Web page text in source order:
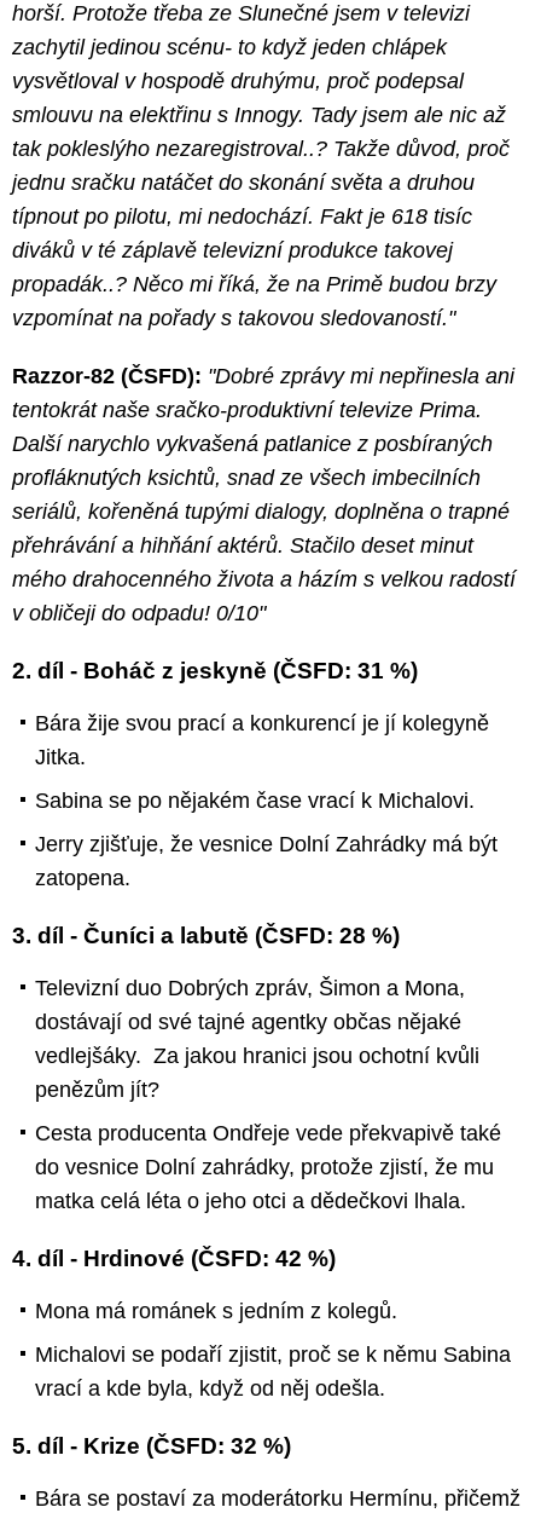
horší. Protože třeba ze Slunečné jsem v televizi
zachytil jedinou scénu- to když jeden chlápek
vysvětloval v hospodě druhýmu, proč podepsal
smlouvu na elektřinu s Innogy. Tady jsem ale nic až
tak pokleslýho nezaregistroval..? Takže důvod, proč
jednu sračku natáčet do skonání světa a druhou
típnout po pilotu, mi nedochází. Fakt je 618 tisíc
diváků v té záplavě televizní produkce takovej
propadák..? Něco mi říká, že na Primě budou brzy
vzpomínat na pořady s takovou sledovaností."
Razzor-82 (ČSFD): "Dobré zprávy mi nepřinesla ani
tentokrát naše sračko-produktivní televize Prima.
Další narychlo vykvašená patlanice z posbíraných
profláknutých ksichtů, snad ze všech imbecilních
seriálů, kořeněná tupými dialogy, doplněna o trapné
přehrávání a hihňání aktérů. Stačilo deset minut
mého drahocenného života a házím s velkou radostí
v obličeji do odpadu! 0/10"
2. díl - Boháč z jeskyně (ČSFD: 31 %)
Bára žije svou prací a konkurencí je jí kolegyně
Jitka.
Sabina se po nějakém čase vrací k Michalovi.
Jerry zjišťuje, že vesnice Dolní Zahrádky má být
zatopena.
3. díl - Čuníci a labutě (ČSFD: 28 %)
Televizní duo Dobrých zpráv, Šimon a Mona,
dostávají od své tajné agentky občas nějaké
vedlejšáky. Za jakou hranici jsou ochotní kvůli
penězům jít?
Cesta producenta Ondřeje vede překvapivě také
do vesnice Dolní zahrádky, protože zjistí, že mu
matka celá léta o jeho otci a dědečkovi lhala.
4. díl - Hrdinové (ČSFD: 42 %)
Mona má románek s jedním z kolegů.
Michalovi se podaří zjistit, proč se k němu Sabina
vrací a kde byla, když od něj odešla.
5. díl - Krize (ČSFD: 32 %)
Bára se postaví za moderátorku Hermínu, přičemž